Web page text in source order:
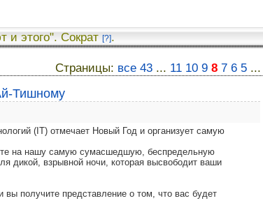
и этого". Сократ [?].
Страницы: все 43 ... 11 10 9 8 7 6 5 ...
Тишному
(IT) отмечает Новый Год и организует самую
на нашу самую сумасшедшую, беспредельную
дикой, взрывной ночи, которая высвободит ваши
получите представление о том, что вас будет